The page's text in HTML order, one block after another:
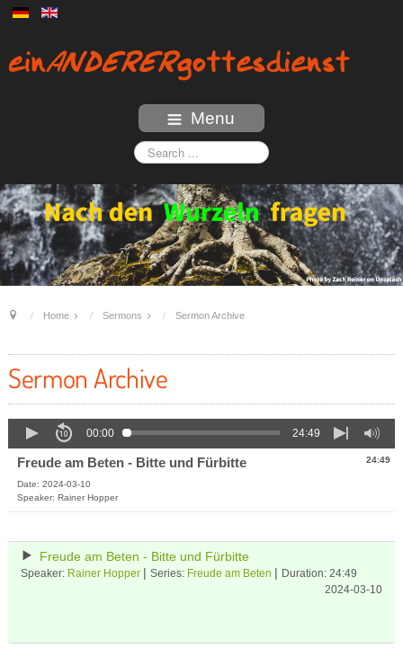
Menu
Home Sermons Sermon Archive
Sermon Archive
00:00 24:49
24:49
Freude am Beten - Bitte und Fürbitte
Date: 2024-03-10
Speaker: Rainer Hopper
Freude am Beten - Bitte und Fürbitte
Speaker: Rainer Hopper | Series: Freude am Beten | Duration: 24:49
2024-03-10